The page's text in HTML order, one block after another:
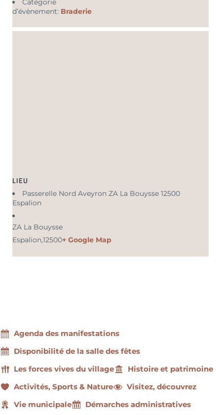
Catégorie
d’évènement: Braderie
LIEU
Passerelle Nord Aveyron ZA La Bouysse 12500
Espalion
ZA La Bouysse
Espalion,12500+ Google Map
Agenda des manifestations
Disponibilité de la salle des fêtes
Les forces vives du village
Histoire et patrimoine
Activités, Sports & Nature
Visitez, découvrez
Vie municipale
Démarches administratives